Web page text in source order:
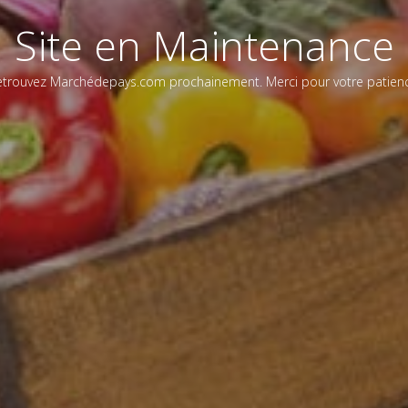
Site en Maintenance
Marchédepays.com prochainement. Merci pour votre